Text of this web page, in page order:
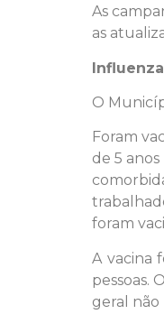
As
as
Influenza
O
Foram
de 5
foram
A vacina
pessoas.
geral não